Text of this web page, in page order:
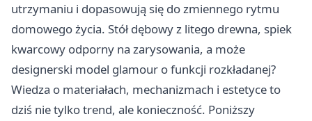
utrzymaniu i dopasowują się do zmiennego rytmu
domowego życia. Stół dębowy z litego drewna, spiek
kwarcowy odporny na zarysowania, a może
designerski model glamour o funkcji rozkładanej?
Wiedza o materiałach, mechanizmach i estetyce to
dziś nie tylko trend, ale konieczność. Poniższy